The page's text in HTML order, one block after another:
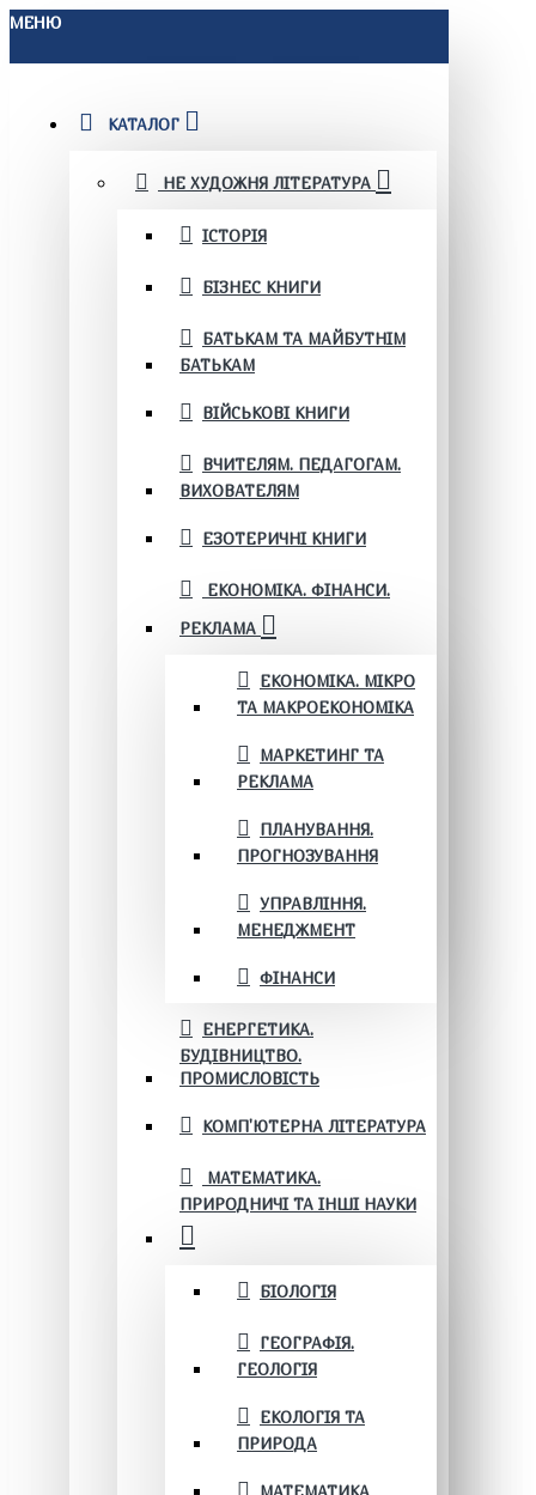
МЕНЮ
КАТАЛОГ
НЕ ХУДОЖНЯ ЛІТЕРАТУРА
ІСТОРІЯ
БІЗНЕС КНИГИ
БАТЬКАМ ТА МАЙБУТНІМ
БАТЬКАМ
ВІЙСЬКОВІ КНИГИ
ВЧИТЕЛЯМ. ПЕДАГОГАМ.
ВИХОВАТЕЛЯМ
ЕЗОТЕРИЧНІ КНИГИ
ЕКОНОМІКА. ФІНАНСИ.
РЕКЛАМА
ЕКОНОМІКА. МІКРО
ТА МАКРОЕКОНОМІКА
МАРКЕТИНГ ТА
РЕКЛАМА
ПЛАНУВАННЯ.
ПРОГНОЗУВАННЯ
УПРАВЛІННЯ.
МЕНЕДЖМЕНТ
ФІНАНСИ
ЕНЕРГЕТИКА.
БУДІВНИЦТВО.
ПРОМИСЛОВІСТЬ
КОМП'ЮТЕРНА ЛІТЕРАТУРА
МАТЕМАТИКА.
ПРИРОДНИЧІ ТА ІНШІ НАУКИ
БІОЛОГІЯ
ГЕОГРАФІЯ.
ГЕОЛОГІЯ
ЕКОЛОГІЯ ТА
ПРИРОДА